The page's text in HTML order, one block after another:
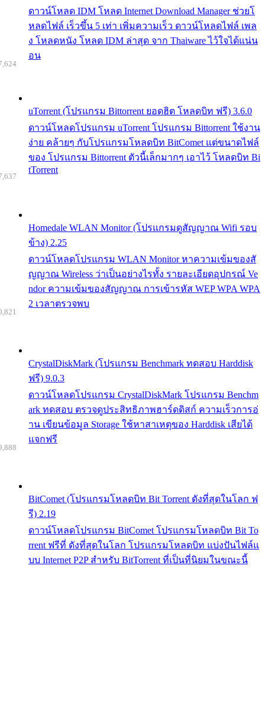
ดาวน์โหลด IDM โหลด Internet Download Manager ช่วยโ
หลดไฟล์ เร็วขึ้น 5 เท่า เพิ่มความเร็ว ดาวน์โหลดไฟล์ เพล
ง โหลดหนัง โหลด IDM ล่าสุด จาก Thaiware ไว้ใจได้แน่น
อน
uTorrent (โปรแกรม Bittorrent ยอดฮิต โหลดบิท ฟรี) 3.6.0
ดาวน์โหลดโปรแกรม uTorrent โปรแกรม Bittorrent ใช้งาน
ง่าย คล้ายๆ กับโปรแกรมโหลดบิท BitComet แต่ขนาดไฟล์
ของ โปรแกรม Bittorrent ตัวนี้เล็กมากๆ เอาไว้ โหลดบิท Bi
tTorrent
Homedale WLAN Monitor (โปรแกรมดูสัญญาณ Wifi รอบ
ข้าง) 2.25
ดาวน์โหลดโปรแกรม WLAN Monitor หาความเข้มของสั
ญญาณ Wireless ว่าเป็นอย่างไรทั้ง รายละเอียดอุปกรณ์ Ve
ndor ความเข้มของสัญญาณ การเข้ารหัส WEP WPA WPA
2 เวลาตรวจพบ
CrystalDiskMark (โปรแกรม Benchmark ทดสอบ Harddisk
ฟรี) 9.0.3
ดาวน์โหลดโปรแกรม CrystalDiskMark โปรแกรม Benchm
ark ทดสอบ ตรวจดูประสิทธิภาพฮาร์ดดิสก์ ความเร็วการอ่
าน เขียนข้อมูล Storage ใช้หาสาเหตุของ Harddisk เสียได้
แจกฟรี
BitComet (โปรแกรมโหลดบิท Bit Torrent ดังที่สุดในโลก ฟ
รี) 2.19
ดาวน์โหลดโปรแกรม BitComet โปรแกรมโหลดบิท Bit To
rrent ฟรีที่ ดังที่สุดในโลก โปรแกรมโหลดบิท แบ่งปันไฟล์แ
บบ Internet P2P สำหรับ BitTorrent ที่เป็นที่นิยมในขณะนี้